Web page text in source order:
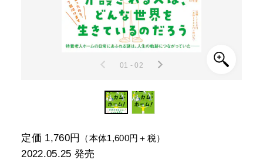
01 - 02
定価 1,760円 （本体1,600円＋税）
2022.05.25 発売